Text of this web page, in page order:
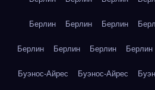
Берлин Берлин Берлин
Берлин Берлин Берлин Берлин
Буэнос-Айрес Буэнос-Айрес